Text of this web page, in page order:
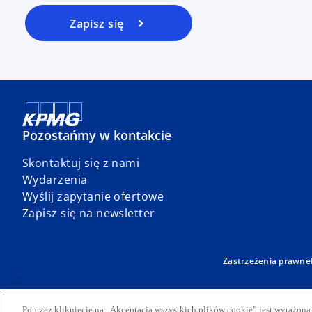
Zapisz się
Pozostańmy w kontakcie
Skontaktuj się z nami
Wydarzenia
Wyślij zapytanie ofertowe
Zapisz się na newsletter
Zastrzeżenia prawne
prywatną spółką angielską z odpowiedzialnością ograniczoną do
Poprzez kliknięcie na „Akceptacja wszystkich plików cookie” jest